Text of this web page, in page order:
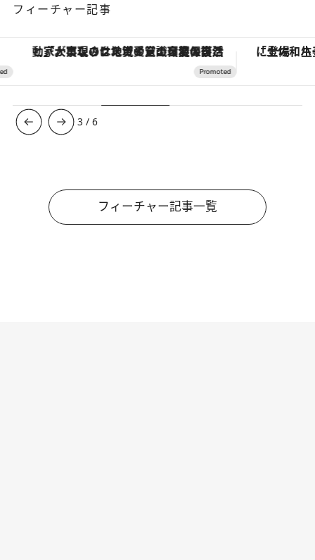
フィーチャー記事
「大事なのは地域の意識を変えること」。ロレックス賞受賞の自然保護活動家が実現させたナイジェリアの自然環境の復活
3 /6
フィーチャー記事一覧